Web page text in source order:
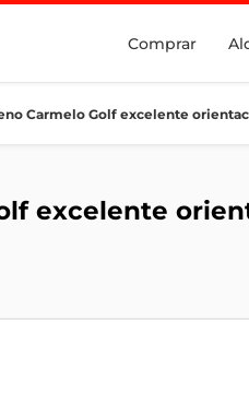
Comprar
Carmelo Golf excelente
excelente